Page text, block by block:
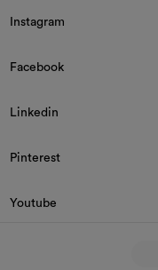
Instagram
Facebook
Linkedin
Pinterest
Youtube
© 2026